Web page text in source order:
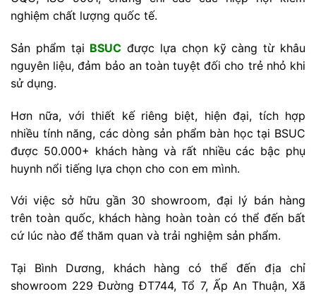
nghiệm chất lượng quốc tế.
Sản phẩm tại BSUC được lựa chọn kỹ càng từ khâu
nguyên liệu, đảm bảo an toàn tuyệt đối cho trẻ nhỏ khi
sử dụng.
Hơn nữa, với thiết kế riêng biệt, hiện đại, tích hợp
nhiều tính năng, các dòng sản phẩm bàn học tại BSUC
được 50.000+ khách hàng và rất nhiều các bậc phụ
huynh nổi tiếng lựa chọn cho con em mình.
Với việc sở hữu gần 30 showroom, đại lý bán hàng
trên toàn quốc, khách hàng hoàn toàn có thể đến bất
cứ lúc nào để thăm quan và trải nghiệm sản phẩm.
Tại Bình Dương, khách hàng có thể đến địa chỉ
showroom 229 Đường ĐT744, Tổ 7, Ấp An Thuận, Xã